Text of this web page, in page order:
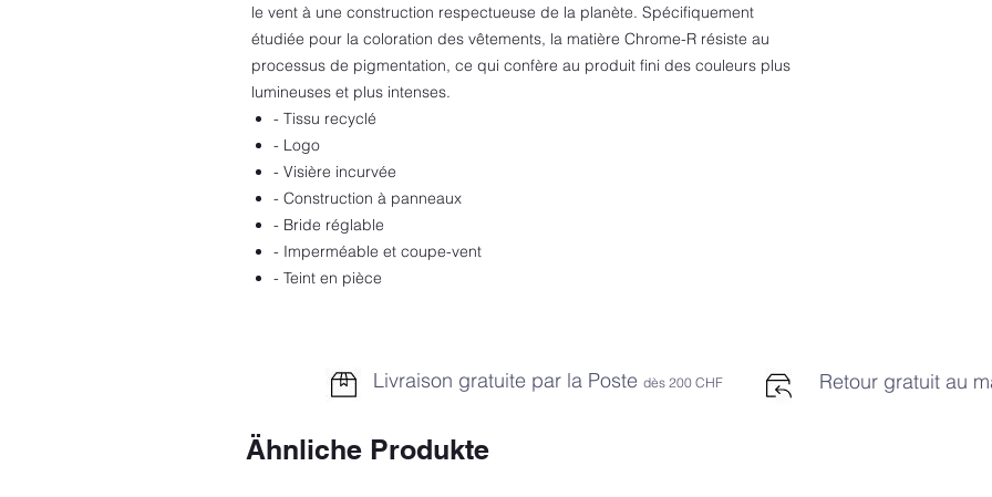
le vent à une construction respectueuse de la planète. Spécifiquement
étudiée pour la coloration des vêtements, la matière Chrome-R résiste au
processus de pigmentation, ce qui confère au produit fini des couleurs plus
lumineuses et plus intenses.
- Tissu recyclé
- Logo
- Visière incurvée
- Construction à panneaux
- Bride réglable
- Imperméable et coupe-vent
- Teint en pièce
Livraison gratuite par la Poste dès 200 CHF Retour gratuit au
Ähnliche Produkte